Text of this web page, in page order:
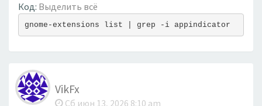
Код: Выделить всё
gnome-extensions list | grep -i appindicator
VikFx
Сб июн 13, 2026 8:10 am